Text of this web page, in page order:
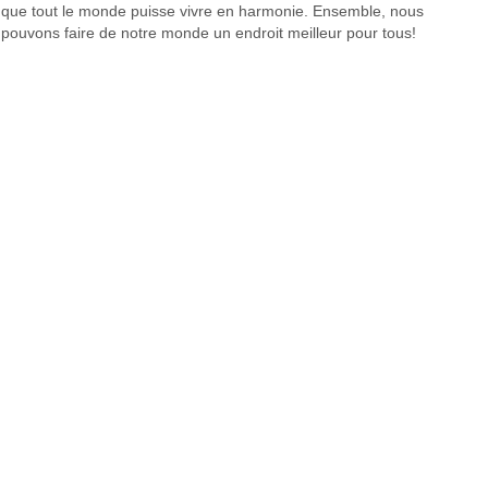
que tout le monde puisse vivre en harmonie. Ensemble, nous
pouvons faire de notre monde un endroit meilleur pour tous!